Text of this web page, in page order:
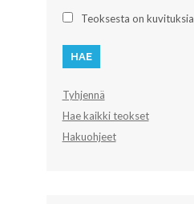
Teoksesta on kuvituksia
Tyhjennä
Hae kaikki teokset
Hakuohjeet